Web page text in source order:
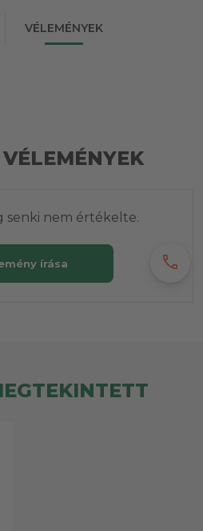
VÉLEMÉNYEK
senki nem értékelte.
írása call